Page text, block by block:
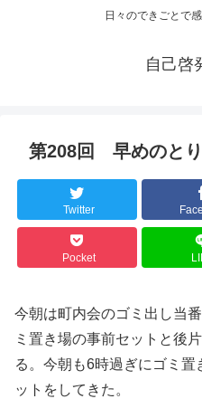
日々のできごとで
自己啓
第208回 早めのとり
Twitter
Pocket
今朝は町内会のゴミ出し当
ミ置き場の事前セットと後
る。今朝も6時過ぎにゴミ
ットをしてきた。